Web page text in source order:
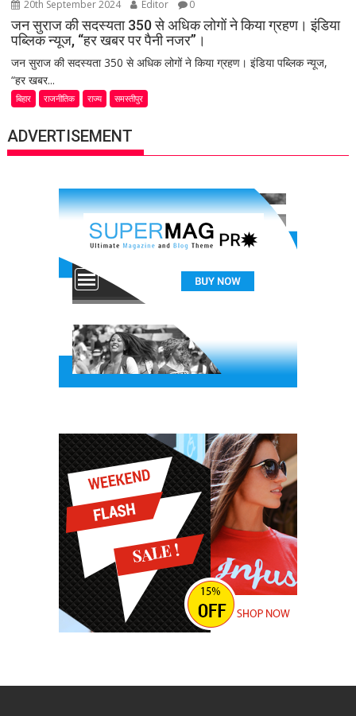
20th September 2024 Editor 0
जन सुराज की सदस्यता 350 से अधिक लोगों ने किया ग्रहण। इंडिया
पब्लिक न्यूज, “हर खबर पर पैनी नजर”।
जन सुराज की सदस्यता 350 से अधिक लोगों ने किया ग्रहण। इंडिया पब्लिक न्यूज,
“हर खबर...
बिहार राजनीतिक राज्य समस्तीपुर
ADVERTISEMENT